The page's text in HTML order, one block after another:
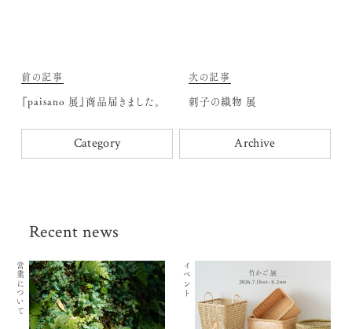
前の記事
『paisano 展』商品届きました。
次の記事
刺子の織物 展
Category Archive
Recent news
営業について イベント